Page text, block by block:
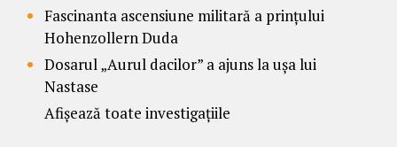
Fascinanta ascensiune militară a prințului
Hohenzollern Duda
Dosarul „Aurul dacilor” a ajuns la ușa lui
Nastase
Afișează toate investigațiile